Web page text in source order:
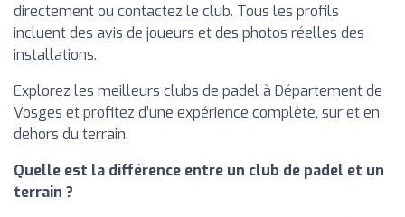
directement ou contactez le club. Tous les profils
incluent des avis de joueurs et des photos réelles des
installations.
Explorez les meilleurs clubs de padel à Département de
Vosges et profitez d’une expérience complète, sur et en
dehors du terrain.
Quelle est la différence entre un club de padel et un
terrain ?